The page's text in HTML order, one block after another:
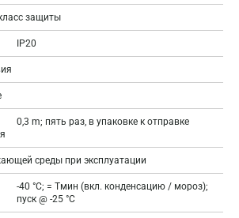
защиты
IP20
0,3 m; пять раз, в упаковке к отправке
среды при эксплуатации
-40 °C; = Tмин (вкл. конденсацию / мороз);
пуск @ -25 °C